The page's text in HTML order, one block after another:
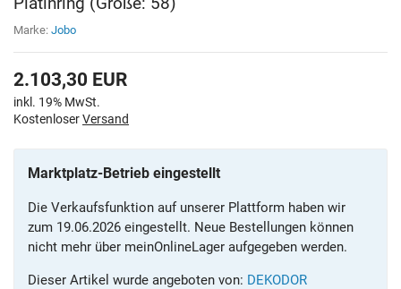
Marke: Jobo
2.103,30 EUR
inkl. 19% MwSt.
KostenloserVersand
Marktplatz-Betrieb eingestellt
Die Verkaufsfunktion auf unserer Plattform haben wir
zum 19.06.2026 eingestellt. Neue Bestellungen können
nicht mehr über meinOnlineLager aufgegeben werden.
Dieser Artikel wurde angeboten von: DEKODOR